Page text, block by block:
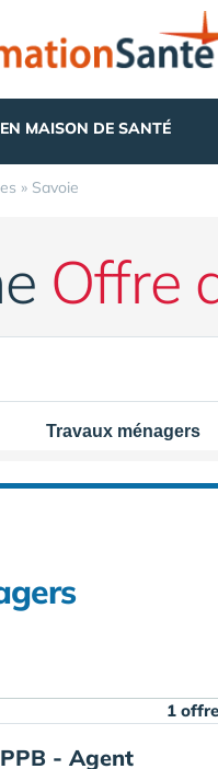
MAISON DE SANTÉ
» Savoie
Offre
Travaux ménagers
1 offre
- Agent